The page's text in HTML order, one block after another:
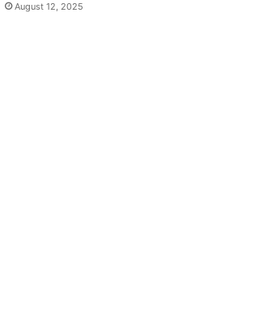
August 12, 2025